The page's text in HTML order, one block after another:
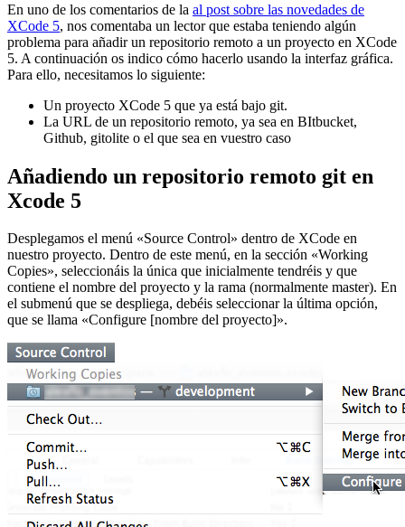
En uno de los comentarios de la al post sobre las novedades de
XCode 5, nos comentaba un lector que estaba teniendo algún
problema para añadir un repositorio remoto a un proyecto en XCode
5. A continuación os indico cómo hacerlo usando la interfaz gráfica.
Para ello, necesitamos lo siguiente:
Un proyecto XCode 5 que ya está bajo git.
La URL de un repositorio remoto, ya sea en BItbucket,
Github, gitolite o el que sea en vuestro caso
Añadiendo un repositorio remoto git en
Xcode 5
Desplegamos el menú «Source Control» dentro de XCode en
nuestro proyecto. Dentro de este menú, en la sección «Working
Copies», seleccionáis la única que inicialmente tendréis y que
contiene el nombre del proyecto y la rama (normalmente master). En
el submenú que se despliega, debéis seleccionar la última opción,
que se llama «Configure [nombre del proyecto]».